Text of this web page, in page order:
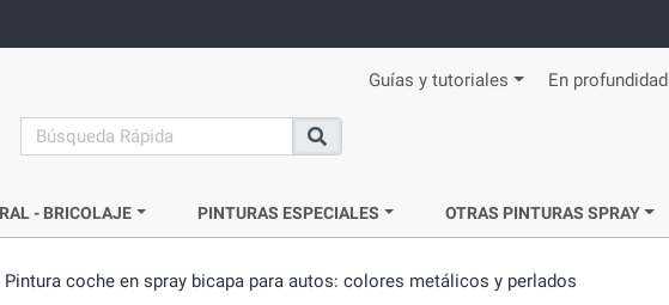
Guías y tutoriales En profundidad
search
Buscar
- BRICOLAJE PINTURAS ESPECIALES OTRAS PINTURAS SPRAY
Pintura coche en spray bicapa para autos: colores metálicos y perlados